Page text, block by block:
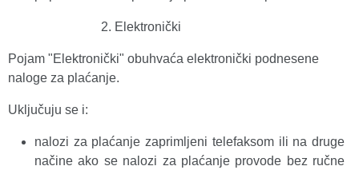
Elektronički
Pojam "Elektronički" obuhvaća elektronički podnesene
naloge za plaćanje.
Uključuju se i:
nalozi za plaćanje zaprimljeni telefaksom ili na druge
načine ako se nalozi za plaćanje provode bez ručne